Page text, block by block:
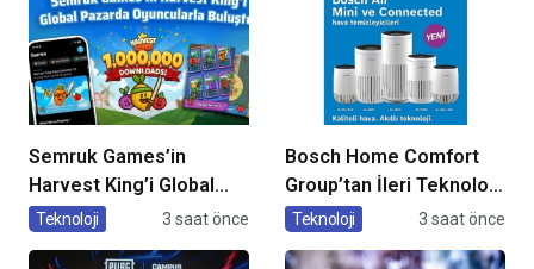
Semruk Games’in
Harvest King’i Global
Pazarda Oyuncularla
Teknoloji 3 saat önce
Bosch Home Comfort
Group’tan İleri Teknoloji
Hava Temizleme
Teknoloji 3 saat önce